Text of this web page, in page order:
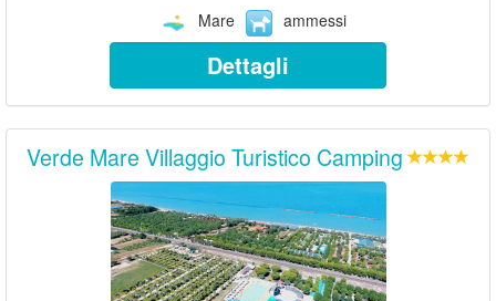
Mare
ammessi
Dettagli
Verde Mare Villaggio Turistico Camping